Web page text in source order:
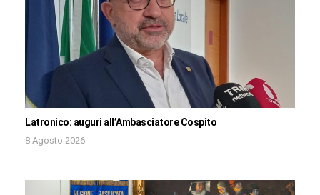
Latronico: auguri all’Ambasciatore Cospito
8 Agosto 2026